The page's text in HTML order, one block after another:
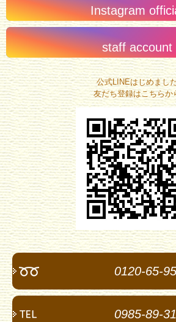
Instagram
staff account
公式LINEはじめまし
友だち登録はこちらか
0120-65-
0985-89-